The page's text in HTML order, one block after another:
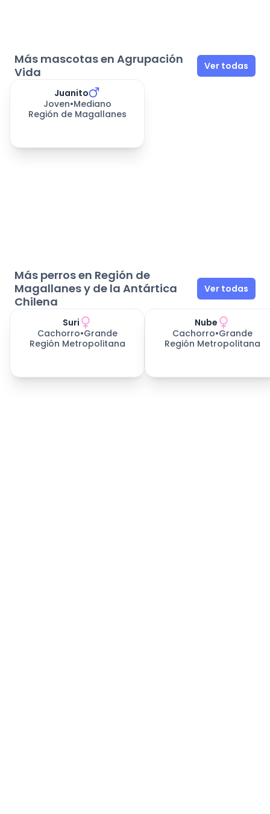
Más mascotas en Agrupación
Vida
Ver todas
días esperando
Juanito
Joven•Mediano
Región de Magallanes
Más perros en Región de
Magallanes y de la Antártica
Chilena
Ver todas
Suri
Cachorro•Grande
Región Metropolitana
Nube
Cachorro•Grande
Región Metropolitana